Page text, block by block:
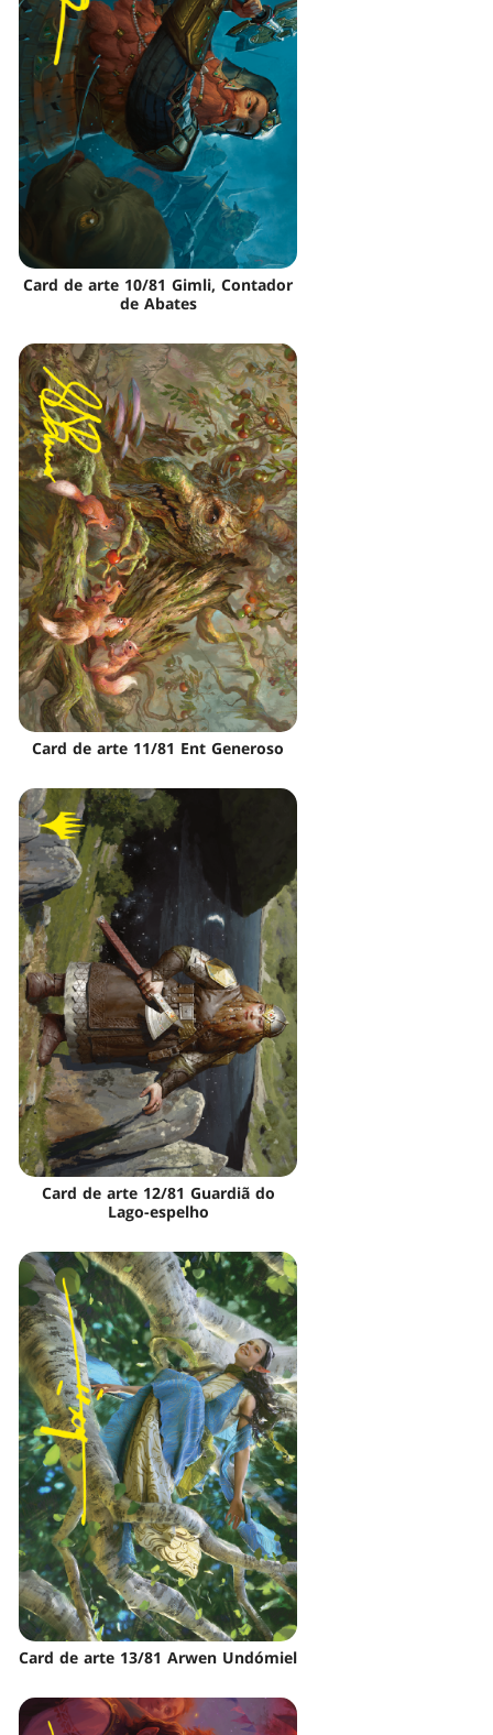
Card de arte 10/81 Gimli, Contador
de Abates
Card de arte 11/81 Ent Generoso
Card de arte 12/81 Guardiã do
Lago-espelho
Card de arte 13/81 Arwen Undómiel